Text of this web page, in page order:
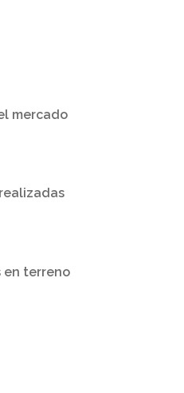
mercado
en terreno